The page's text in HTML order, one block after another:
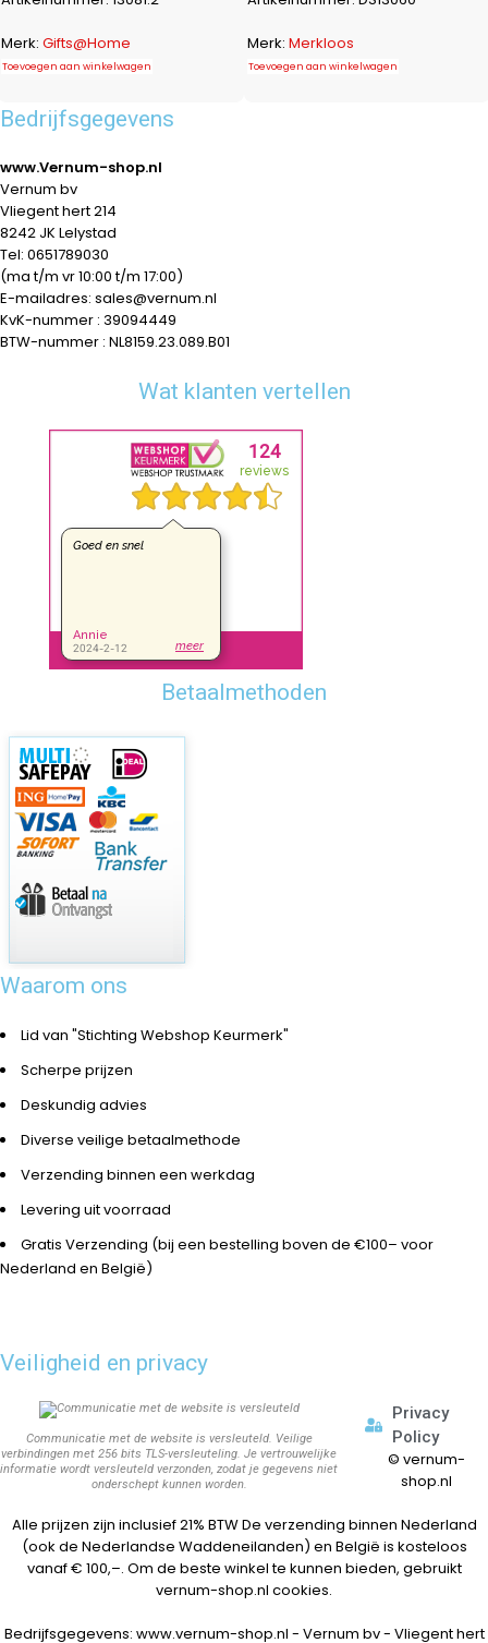
Merk:Gifts@Home
Toevoegen aan winkelwagen
Merk:Merkloos
Toevoegen aan winkelwagen
Bedrijfsgegevens
www.Vernum-shop.nl
Vernum bv
Vliegent hert 214
8242 JK Lelystad
Tel: 0651789030
(ma t/m vr 10:00 t/m 17:00)
E-mailadres: sales@vernum.nl
KvK-nummer : 39094449
BTW-nummer : NL8159.23.089.B01
Wat klanten vertellen
Betaalmethoden
Waarom ons
Lid van "Stichting Webshop Keurmerk"
Scherpe prijzen
Deskundig advies
Diverse veilige betaalmethode
Verzending binnen een werkdag
Levering uit voorraad
Gratis Verzending (bij een bestelling boven de €100– voor
Nederland en België)
Veiligheid en privacy
Communicatie met de website is versleuteld. Veilige
verbindingen met 256 bits TLS-versleuteling. Je vertrouwelijke
informatie wordt versleuteld verzonden, zodat je gegevens niet
onderschept kunnen worden.
Privacy
Policy
© vernum-
shop.nl
Alle prijzen zijn inclusief 21% BTW De verzending binnen Nederland
(ook de Nederlandse Waddeneilanden) en België is kosteloos
vanaf € 100,–. Om de beste winkel te kunnen bieden, gebruikt
vernum-shop.nl cookies.
Bedrijfsgegevens: www.vernum-shop.nl - Vernum bv - Vliegent hert